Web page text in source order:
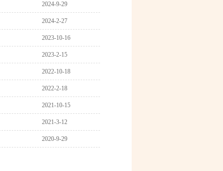
2024-9-29
2024-2-27
2023-10-16
2023-2-15
2022-10-18
2022-2-18
2021-10-15
2021-3-12
2020-9-29